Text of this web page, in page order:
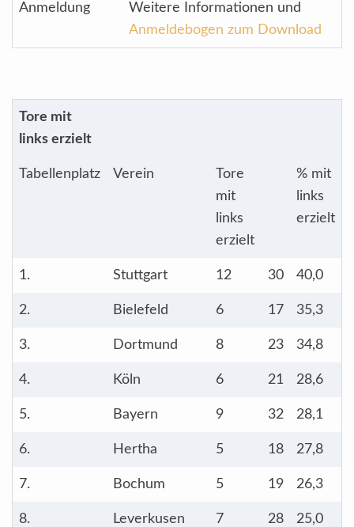
Anmeldung
Weitere Informationen und
Anmeldebogen zum Download
Tore mit
links erzielt
Tabellenplatz Verein
Tore
mit
links
erzielt
% mit
links
erzielt
1. Stuttgart 12 30 40,0
2. Bielefeld 6 17 35,3
3. Dortmund 8 23 34,8
4. Köln 6 21 28,6
5. Bayern 9 32 28,1
6. Hertha 5 18 27,8
7. Bochum 5 19 26,3
8. Leverkusen 7 28 25,0